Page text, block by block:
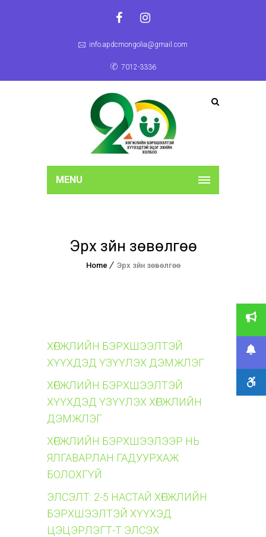
info.apdcmongolia@gmail.com
7012-3336
MENU
Эрх зүйн зөвөлгөө
Home Эрх зүйн зөвөлгөө
ХӨГЖЛИЙН БЭРХШЭЭЛТЭЙ
ХҮҮХДЭД ҮЗҮҮЛЭХ ДЭМЖЛЭГ
ХӨГЖЛИЙН БЭРХШЭЭЛТЭЙ
ХҮҮХДЭД ҮЗҮҮЛЭХ ХӨГЖЛИЙН
ДЭМЖЛЭГ
ХӨГЖЛИЙН БЭРХШЭЭЛЭЭР НЬ
ЯЛГАВАРЛАН ГАДУУРХАЖ
БОЛОХГҮЙ
ЭЛСЭЛТ: 2-5 НАСТАЙ ХӨГЖЛИЙН
БЭРХШЭЭЛТЭЙ ХҮҮХЭД
ЦЭЦЭРЛЭГТ-Т ЭЛСЭХ